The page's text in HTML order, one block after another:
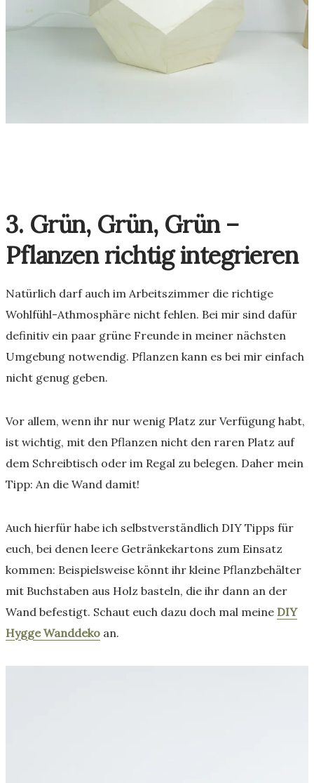
3. Grün, Grün, Grün –
Pflanzen richtig integrieren
Natürlich darf auch im Arbeitszimmer die richtige
Wohlfühl-Athmosphäre nicht fehlen. Bei mir sind dafür
definitiv ein paar grüne Freunde in meiner nächsten
Umgebung notwendig. Pflanzen kann es bei mir einfach
nicht genug geben.
Vor allem, wenn ihr nur wenig Platz zur Verfügung habt,
ist wichtig, mit den Pflanzen nicht den raren Platz auf
dem Schreibtisch oder im Regal zu belegen. Daher mein
Tipp: An die Wand damit!
Auch hierfür habe ich selbstverständlich DIY Tipps für
euch, bei denen leere Getränkekartons zum Einsatz
kommen: Beispielsweise könnt ihr kleine Pflanzbehälter
mit Buchstaben aus Holz basteln, die ihr dann an der
Wand befestigt. Schaut euch dazu doch mal meine DIY
Hygge Wanddeko an.